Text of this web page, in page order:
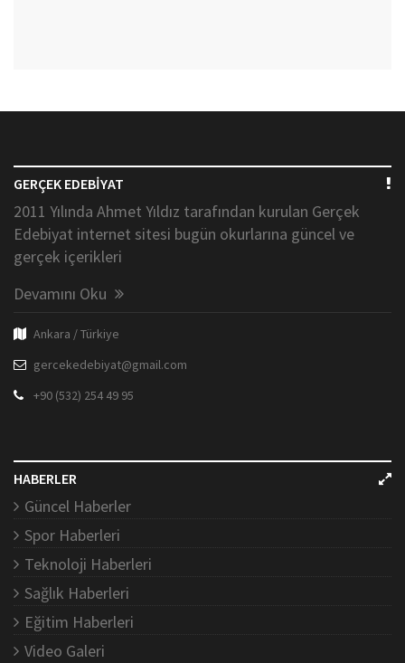
GERÇEK EDEBİYAT
2011 Yılında Ahmet Yıldız tarafından kurulan Gerçek
Edebiyat internet sitesi bugün okurlarına güncel ve
gerçek içerikleri
Devamını Oku
Ankara / Türkiye
gercekedebiyat@gmail.com
+90 (532) 254 49 95
HABERLER
Güncel Haberler
Spor Haberleri
Teknoloji Haberleri
Sağlık Haberleri
Eğitim Haberleri
Video Galeri